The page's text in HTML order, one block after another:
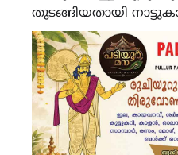
തുടങ്ങിയതായി